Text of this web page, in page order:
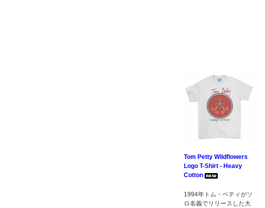
Tom Petty Wildflowers
Logo T-Shirt - Heavy
Cotton
1994年トム・ペティがソ
ロ名義でリリースした大